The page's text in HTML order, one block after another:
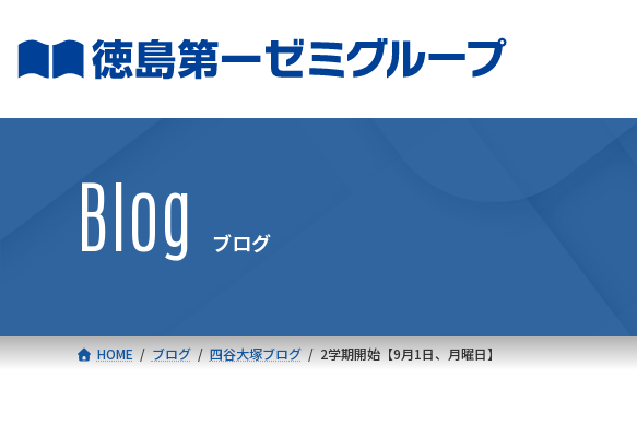
ン
テ
ビ
ゲ
Blog ブログ
HOME ブログ 四谷大塚ブログ 2学期開始【9月1日、月曜日】